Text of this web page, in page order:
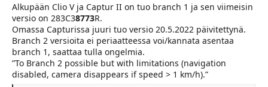
Alkupään Clio V ja Captur II on tuo branch 1 ja sen viimeisin
versio on 283C38773R.
Omassa Capturissa juuri tuo versio 20.5.2022 päivitettynä.
Branch 2 versioita ei periaatteessa voi/kannata asentaa
branch 1, saattaa tulla ongelmia.
”To Branch 2 possible but with limitations (navigation
disabled, camera disappears if speed > 1 km/h).”